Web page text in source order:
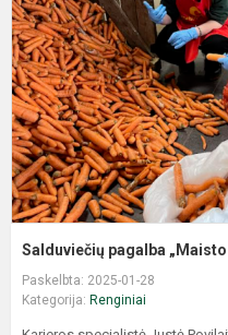
Salduviečių pagalba „Maisto
Paskelbta: 2025-01-28
Kategorija: Renginiai